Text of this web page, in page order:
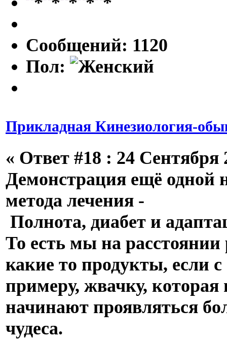
Сообщений: 1120
Пол:
Прикладная Кинезиология-
« Ответ #18 : 24 Сентября
Демонстрация ещё одной
метода лечения -
Полнота, диабет и
То есть мы на
какие то продукты, если
примеру, жвачку, которая
начинают проявляться
чудеса.